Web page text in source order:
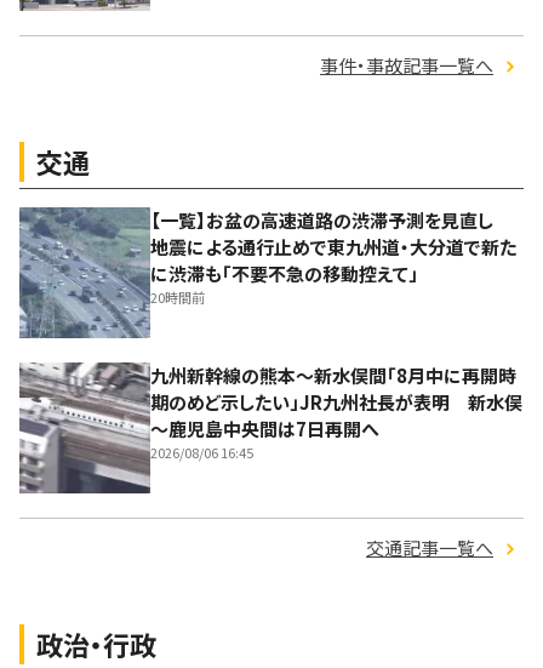
事件・事故記事一覧へ
交通
【一覧】お盆の高速道路の渋滞予測を見直し
地震による通行止めで東九州道・大分道で新た
に渋滞も「不要不急の移動控えて」
20時間前
九州新幹線の熊本～新水俣間「8月中に再開時
期のめど示したい」JR九州社長が表明 新水俣
～鹿児島中央間は7日再開へ
2026/08/06 16:45
交通記事一覧へ
政治・行政